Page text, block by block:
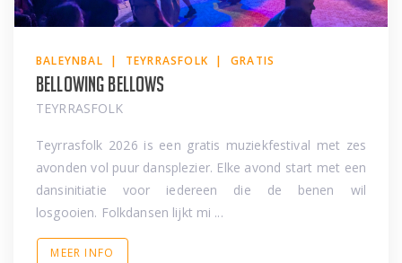
BALEYNBAL | TEYRRASFOLK | GRATIS
Bellowing Bellows
TEYRRASFOLK
Teyrrasfolk 2026 is een gratis muziekfestival met zes
avonden vol puur dansplezier. Elke avond start met een
dansinitiatie voor iedereen die de benen wil
losgooien. Folkdansen lijkt mi ...
MEER INFO